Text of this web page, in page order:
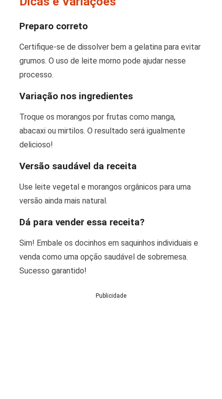
Preparo correto
Certifique-se de dissolver bem a gelatina para evitar
grumos. O uso de leite morno pode ajudar nesse
processo.
Variação nos ingredientes
Troque os morangos por frutas como manga,
abacaxi ou mirtilos. O resultado será igualmente
delicioso!
Versão saudável da receita
Use leite vegetal e morangos orgânicos para uma
versão ainda mais natural.
Dá para vender essa receita?
Sim! Embale os docinhos em saquinhos individuais e
venda como uma opção saudável de sobremesa.
Sucesso garantido!
Publicidade